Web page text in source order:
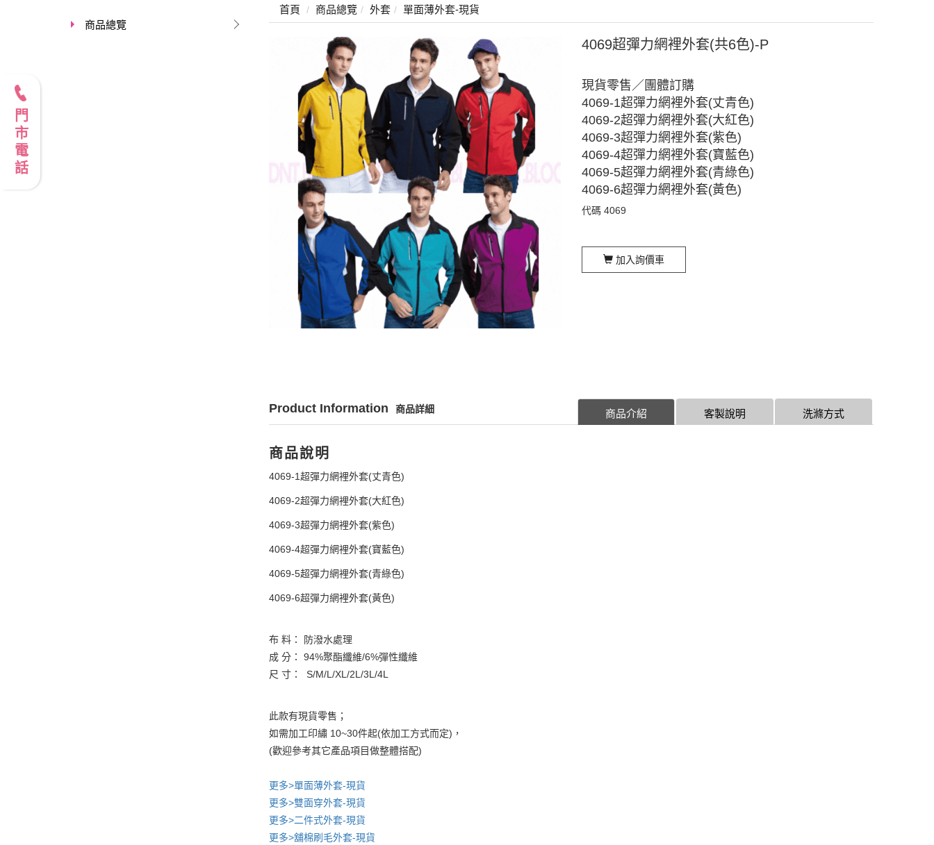
商品總覽
首頁 商品總覽 外套 單面薄外套-現貨
4069超彈力網裡外套(共6色)-P
現貨零售／團體訂購
4069-1超彈力網裡外套(丈青色)
4069-2超彈力網裡外套(大紅色)
4069-3超彈力網裡外套(紫色)
4069-4超彈力網裡外套(寶藍色)
4069-5超彈力網裡外套(青綠色)
4069-6超彈力網裡外套(黃色)
代碼 4069
加入詢價車
Product Information 商品詳細 洗滌方式
客製說明
商品介紹
商品說明
4069-1超彈力網裡外套(丈青色)
4069-2超彈力網裡外套(大紅色)
4069-3超彈力網裡外套(紫色)
4069-4超彈力網裡外套(寶藍色)
4069-5超彈力網裡外套(青綠色)
4069-6超彈力網裡外套(黃色)
布 料： 防潑水處理
成 分： 94%聚酯纖維/6%彈性纖維
尺 寸： S/M/L/XL/2L/3L/4L
此款有現貨零售；
如需加工印繡 10~30件起(依加工方式而定)，
(歡迎參考其它產品項目做整體搭配)
更多>單面薄外套-現貨
更多>雙面穿外套-現貨
更多>二件式外套-現貨
更多>舖棉刷毛外套-現貨
門市電話